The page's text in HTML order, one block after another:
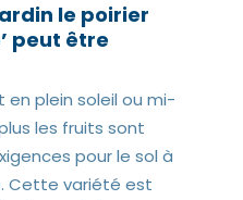
le poirier
peut être
plein soleil ou mi-
les fruits sont
pour le sol à
Cette variété est